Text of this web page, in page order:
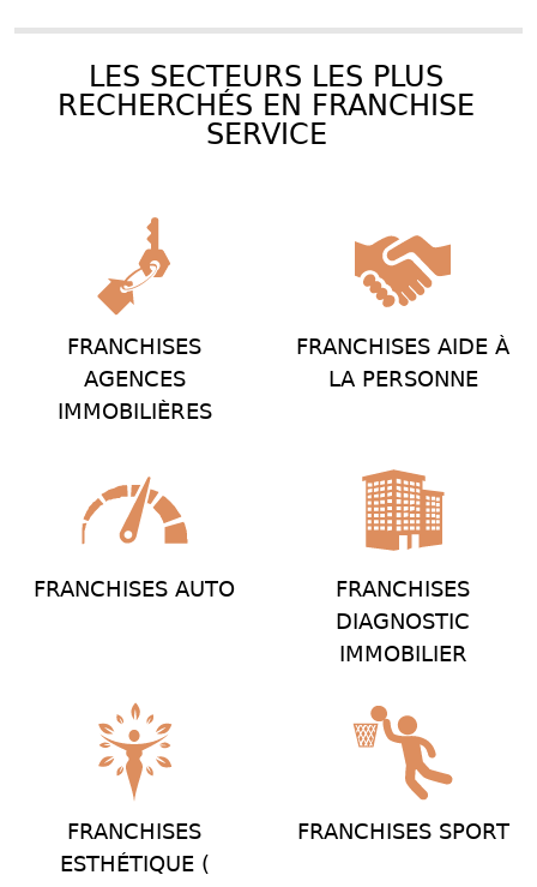
LES SECTEURS LES PLUS
RECHERCHÉS EN FRANCHISE
SERVICE
FRANCHISES
AGENCES
IMMOBILIÈRES
FRANCHISES AIDE À
LA PERSONNE
FRANCHISES AUTO
FRANCHISES
DIAGNOSTIC
IMMOBILIER
FRANCHISES
ESTHÉTIQUE (
FRANCHISES SPORT